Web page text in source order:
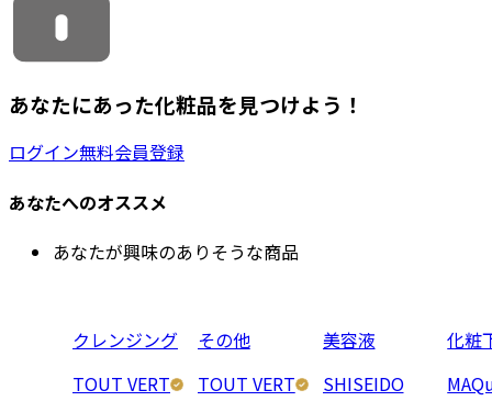
あなたにあった化粧品を見つけよう！
ログイン無料会員登録
あなたへのオススメ
あなたが興味のありそうな商品
クレンジング
TOUT VERT
その他
TOUT VERT
美容液
SHISEIDO
化粧